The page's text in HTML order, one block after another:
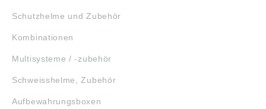
Schutzhelme und Zubehör
Kombinationen
Multisysteme / -zubehör
Schweisshelme, Zubehör
Aufbewahrungsboxen